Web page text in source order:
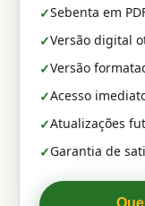
✓Sebenta em
✓Versão digital
✓Versão
✓Acesso
✓Atualizações
✓Garantia de